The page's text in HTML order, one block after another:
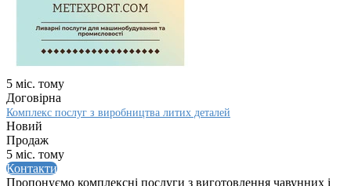
5 міс. тому
Договірна
Комплекс послуг з виробництва литих деталей
Новий
Продаж
5 міс. тому
Контакти
Пропонуємо комплексні послуги з виготовлення чавунних і